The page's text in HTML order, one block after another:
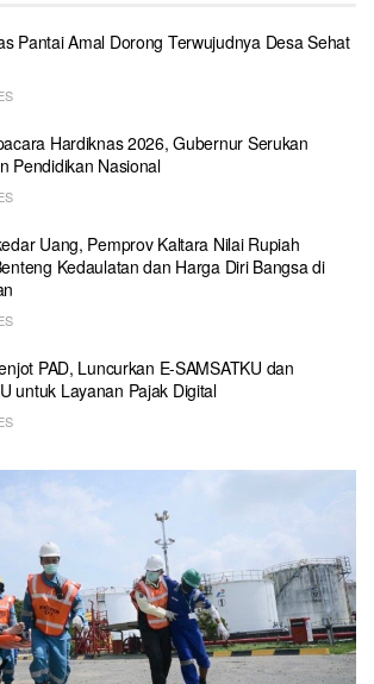
Pantai Amal Dorong Terwujudnya Desa Sehat
Hardiknas 2026, Gubernur Serukan
Pendidikan Nasional
Uang, Pemprov Kaltara Nilai Rupiah
Kedaulatan dan Harga Diri Bangsa di
PAD, Luncurkan E-SAMSATKU dan
untuk Layanan Pajak Digital